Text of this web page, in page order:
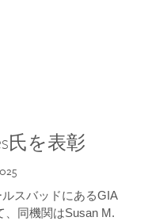
氏を表彰
スバッドにあるGIA
、同機関はSusan M.